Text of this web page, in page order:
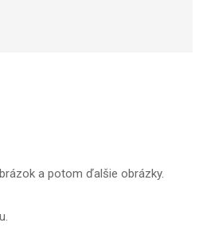
a potom ďalšie obrázky.